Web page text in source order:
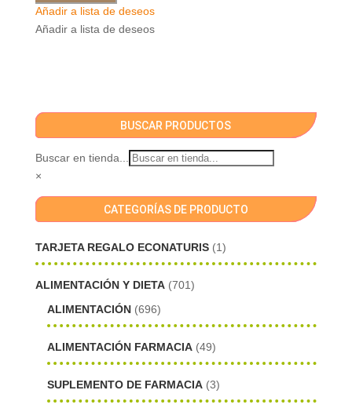
Añadir a lista de deseos
Añadir a lista de deseos
BUSCAR PRODUCTOS
Buscar en tienda...
×
CATEGORÍAS DE PRODUCTO
TARJETA REGALO ECONATURIS (1)
ALIMENTACIÓN Y DIETA (701)
ALIMENTACIÓN (696)
ALIMENTACIÓN FARMACIA (49)
SUPLEMENTO DE FARMACIA (3)